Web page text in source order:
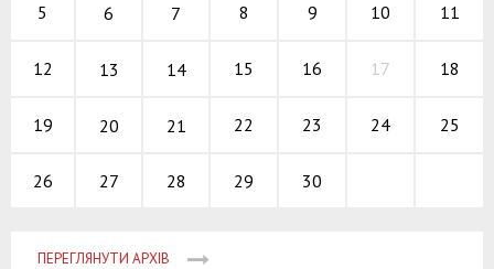
5 6 7 8 9 10 11
12 13 14 15 16 17 18
19 20 21 22 23 24 25
26 27 28 29 30
ПЕРЕГЛЯНУТИ АРХІВ